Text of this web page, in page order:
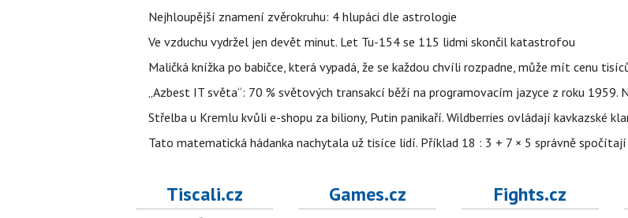
Nejhloupější znamení zvěrokruhu: 4 hlupáci dle astrologie
Ve vzduchu vydržel jen devět minut. Let Tu-154 se 115 lidmi skončil katastrofou
Maličká knížka po babičce, která vypadá, že se každou chvíli rozpadne, může mít cenu
„Azbest IT světa“: 70 % světových transakcí běží na programovacím jazyce z roku 1959.
Střelba u Kremlu kvůli e-shopu za biliony, Putin panikaří. Wildberries ovládají kavkazské
Tato matematická hádanka nachytala už tisíce lidí. Příklad 18 : 3 + 7 × 5 správně
Tiscali.cz Games.cz Fights.cz